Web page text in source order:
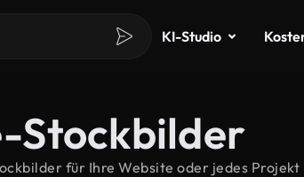
KI-Studio
Stockbilder
für Ihre Website oder jedes